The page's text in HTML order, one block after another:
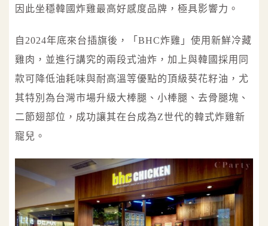
因此坐穩韓國炸雞最高好感度品牌，極具影響力。
自2024年底來台插旗後，「BHC炸雞」使用新鮮冷藏
雞肉，並進行講究的兩段式油炸，加上與韓國採用同
款可降低油耗味與耐高溫等優點的頂級葵花籽油，尤
其特別為台灣市場升級大棒腿、小棒腿、去骨腿塊、
二節翅部位，成功讓其在台成為Z世代的韓式炸雞新
寵兒。